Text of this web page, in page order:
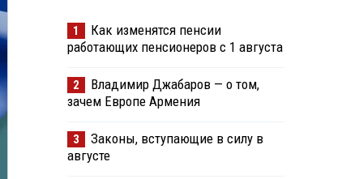
1
Как изменятся пенсии
работающих пенсионеров с 1 августа
2
Владимир Джабаров — о том,
зачем Европе Армения
3
Законы, вступающие в силу в
августе